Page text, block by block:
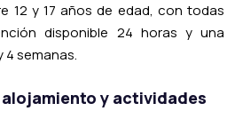
12 y 17 años de edad, con todas
disponible 24 horas y una
4 semanas.
y actividades